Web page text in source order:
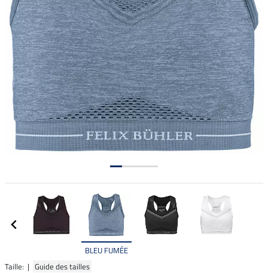
BLEU FUMÉE
Taille: | Guide des tailles